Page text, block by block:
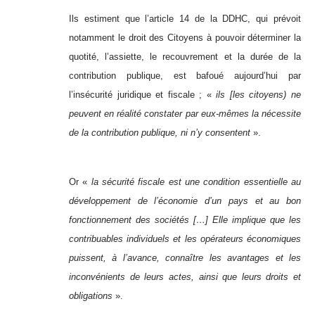
Ils estiment que l’article 14 de la DDHC, qui prévoit
notamment le droit des Citoyens à pouvoir déterminer la
quotité, l’assiette, le recouvrement et la durée de la
contribution publique, est bafoué aujourd’hui par
l’insécurité juridique et fiscale ; «ils [les citoyens) ne
peuvent en réalité constater par eux-mêmes la nécessite
de la contribution publique, ni n’y consentent ».
Or « la sécurité fiscale est une condition essentielle au
développement de l’économie d’un pays et au bon
fonctionnement des sociétés […] Elle implique que les
contribuables individuels et les opérateurs économiques
puissent, à l’avance, connaître les avantages et les
inconvénients de leurs actes, ainsi que leurs droits et
obligations ».